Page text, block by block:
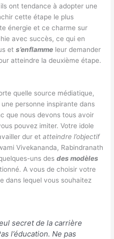
ont tendance à adopter une
cette étape le plus
énergie et ce charme sur
avec succès, ce qui en
ets’enflamme leur demander
atteindre la deuxième étape.
quelle source médiatique,
personne inspirante dans
que nous devons tous avoir
pouvez imiter. Votre idole
dur etatteindre l’objectif
Vivekananda, Rabindranath
uns desdes modèles
A vous de choisir votre
dans lequel vous souhaitez
secret de la carrière
l’éducation. Ne pas